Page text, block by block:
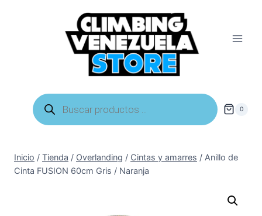
Búsqueda
de
productos
0
Inicio / Tienda / Overlanding / Cintas y amarres / Anillo de
Cinta FUSION 60cm Gris / Naranja